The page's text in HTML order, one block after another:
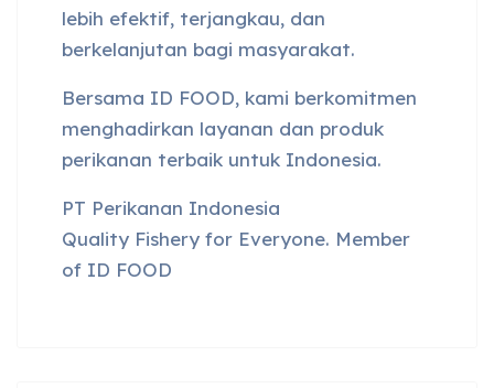
lebih efektif, terjangkau, dan
berkelanjutan bagi masyarakat.
Bersama ID FOOD, kami berkomitmen
menghadirkan layanan dan produk
perikanan terbaik untuk Indonesia.
PT Perikanan Indonesia
Quality Fishery for Everyone. Member
of ID FOOD